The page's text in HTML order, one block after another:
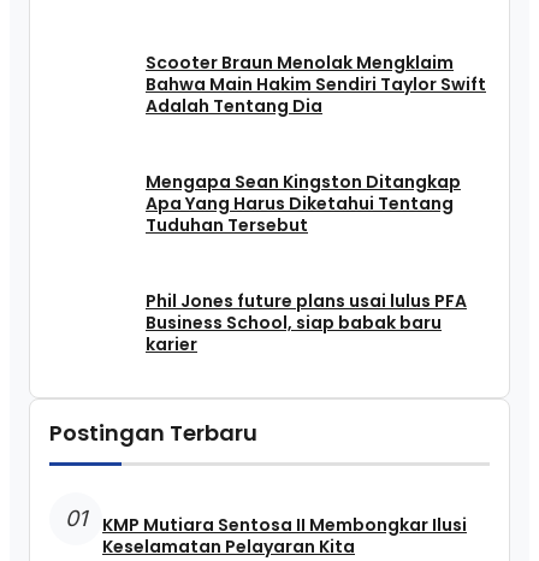
Scooter Braun Menolak Mengklaim
Bahwa Main Hakim Sendiri Taylor Swift
Adalah Tentang Dia
Mengapa Sean Kingston Ditangkap
Apa Yang Harus Diketahui Tentang
Tuduhan Tersebut
Phil Jones future plans usai lulus PFA
Business School, siap babak baru
karier
Postingan Terbaru
01
KMP Mutiara Sentosa II Membongkar Ilusi
Keselamatan Pelayaran Kita